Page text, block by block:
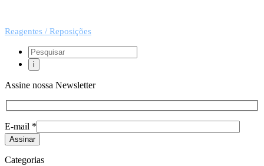
Reagentes / Reposições
Assine nossa Newsletter
E-mail *
Categorias